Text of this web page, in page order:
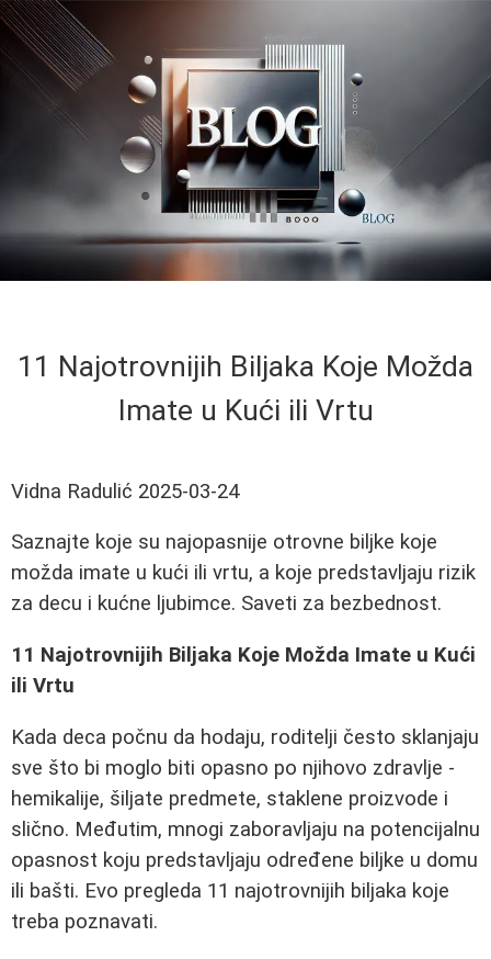
11 Najotrovnijih Biljaka Koje Možda
Imate u Kući ili Vrtu
Vidna Radulić 2025-03-24
Saznajte koje su najopasnije otrovne biljke koje
možda imate u kući ili vrtu, a koje predstavljaju rizik
za decu i kućne ljubimce. Saveti za bezbednost.
11 Najotrovnijih Biljaka Koje Možda Imate u Kući
ili Vrtu
Kada deca počnu da hodaju, roditelji često sklanjaju
sve što bi moglo biti opasno po njihovo zdravlje -
hemikalije, šiljate predmete, staklene proizvode i
slično. Međutim, mnogi zaboravljaju na potencijalnu
opasnost koju predstavljaju određene biljke u domu
ili bašti. Evo pregleda 11 najotrovnijih biljaka koje
treba poznavati.